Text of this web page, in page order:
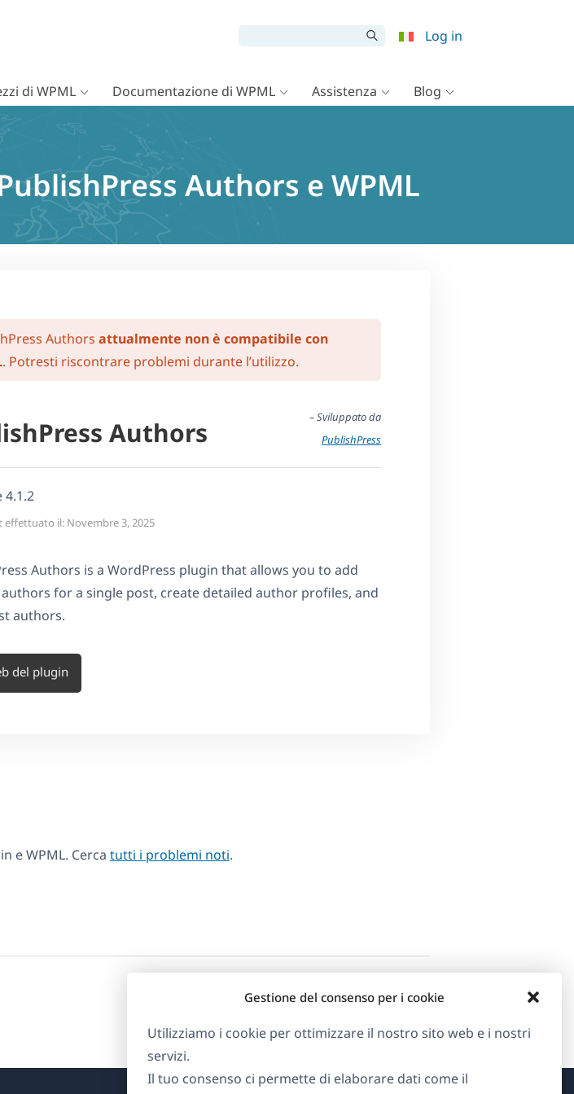
Gestione del consenso per i cookie
Utilizziamo i cookie per ottimizzare il nostro sito web e i nostri
servizi.
Il tuo consenso ci permette di elaborare dati come il
Log in
di WPML Documentazione di WPML Assistenza Blog
Authors e WPML
Authors attualmente non è compatibile con
. Potresti riscontrare problemi durante l’utilizzo.
Authors
– Sviluppato da
PublishPress
4.1.2
effettuato il: Novembre 3, 2025
Authors is a WordPress plugin that allows you to add
for a single post, create detailed author profiles, and
authors.
del plugin
e WPML. Cerca tutti i problemi noti.